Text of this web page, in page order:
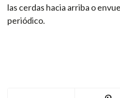
las cerdas hacia arriba o
periódico.